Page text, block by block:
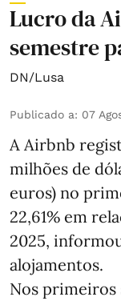
Lucro da
semestre
DN/Lusa
Publicado a: 07
A Airbnb
milhões de
euros) no
22,61% em
2025,
alojamentos.
Nos primeiros